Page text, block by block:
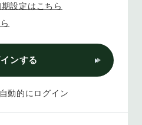
設定はこちら
ンする
動的にログイン